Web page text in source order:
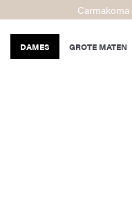
DAMES GROTE MATEN